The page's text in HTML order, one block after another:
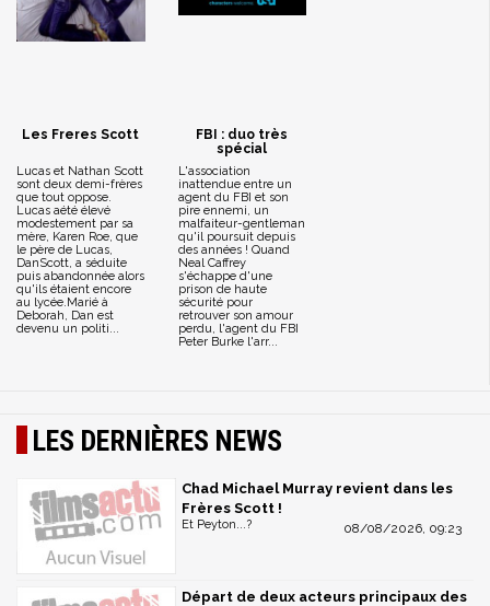
Les Freres Scott
Lucas et Nathan Scott
sont deux demi-frères
que tout oppose.
Lucas aété élevé
modestement par sa
mère, Karen Roe, que
le père de Lucas,
DanScott, a séduite
puis abandonnée alors
qu'ils étaient encore
au lycée.Marié à
Deborah, Dan est
devenu un politi...
FBI : duo très
spécial
L'association
inattendue entre un
agent du FBI et son
pire ennemi, un
malfaiteur-gentleman
qu'il poursuit depuis
des années ! Quand
Neal Caffrey
s'échappe d'une
prison de haute
sécurité pour
retrouver son amour
perdu, l'agent du FBI
Peter Burke l'arr...
LES DERNIÈRES NEWS
Chad Michael Murray revient dans les
Frères Scott !
08/08/2026, 09:23
Et Peyton...?
Départ de deux acteurs principaux des